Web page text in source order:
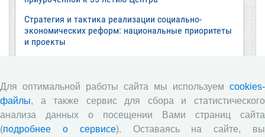
Стратегия и тактика реализации социально-
экономических реформ: национальные приоритеты
и проекты
«Глобальные вызовы и региональное развитие в
зеркале социологических измерений»
Глобальные вызовы и региональное развитие в
зеркале социологических измерений
Для оптимальной работы сайта мы используем cookies-
файлы, а также сервис для сбора и статистического
анализа данных о посещении Вами страниц сайта
(подробнее о сервисе). Оставаясь на сайте, вы